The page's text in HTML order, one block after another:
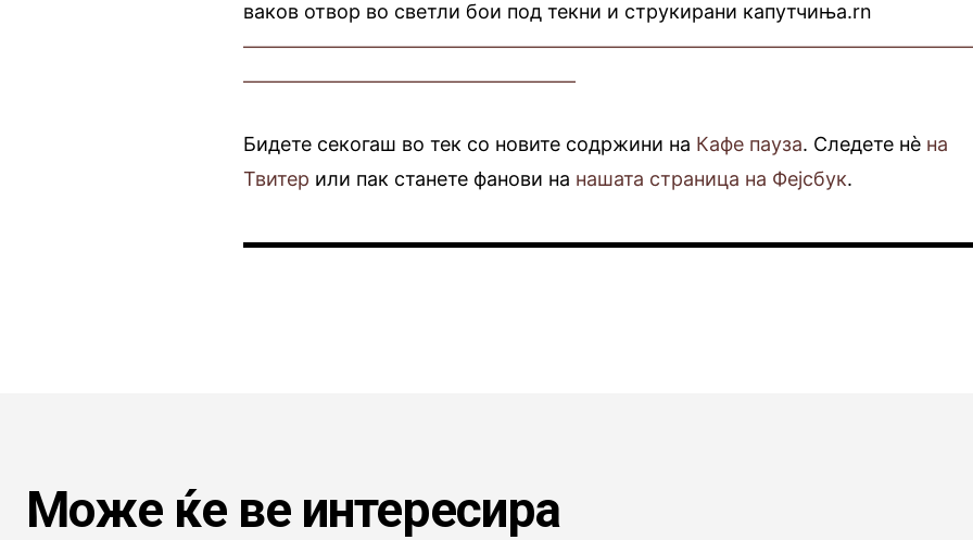
ваков отвор во светли бои под текни и струкирани капутчиња.rn
—————————————————
Бидете секогаш во тек со новите содржини на Кафе пауза. Следете нè на
Твитер или пак станете фанови на нашата страница на Фејсбук.
Може ќе ве интересира